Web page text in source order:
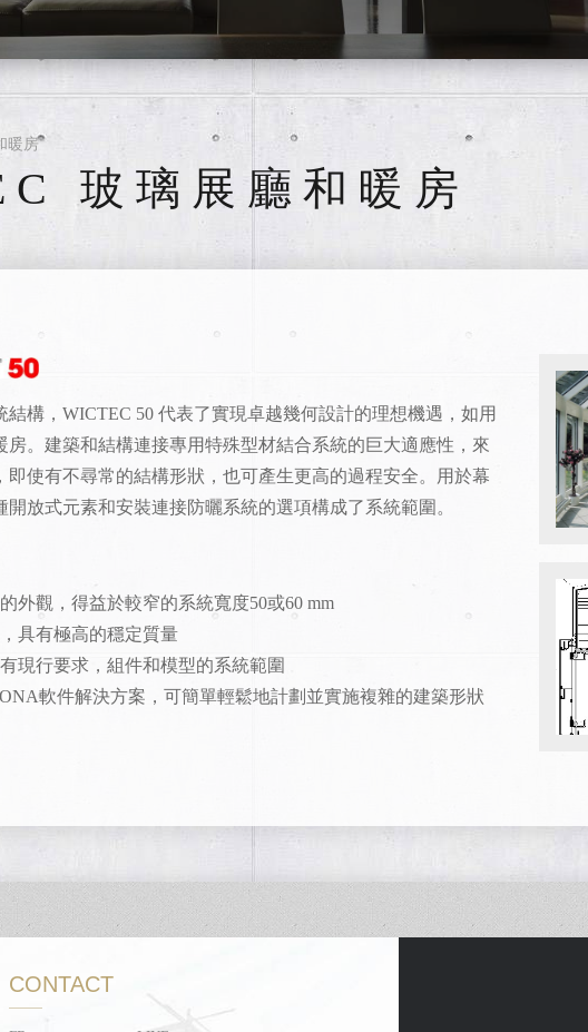
外立門系統
暖房
玻璃展廳和暖房
結構，WICTEC 50 代表了實現卓越幾何設計的理想機遇，如用
。 建築和結構連接專用特殊型材結合系統的巨大適應性，來
即使有不尋常的結構形狀，也可產生更高的過程安全。
用於幕
開放式元素和安裝連接防曬系統的選項構成了系統範圍。
外觀，得益於較窄的系統寬度50或60 mm
具有極高的穩定質量
現行要求，組件和模型的系統範圍
軟件解決方案，可簡單輕鬆地計劃並實施複雜的建築形狀
CONTACT